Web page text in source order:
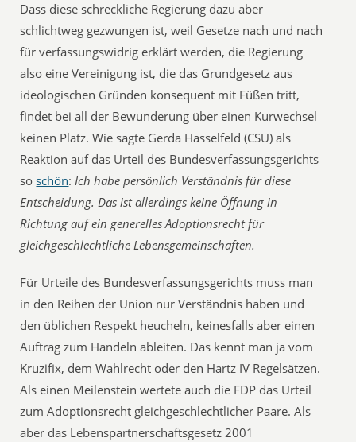
Dass diese schreckliche Regierung dazu aber
schlichtweg gezwungen ist, weil Gesetze nach und nach
für verfassungswidrig erklärt werden, die Regierung
also eine Vereinigung ist, die das Grundgesetz aus
ideologischen Gründen konsequent mit Füßen tritt,
findet bei all der Bewunderung über einen Kurwechsel
keinen Platz. Wie sagte Gerda Hasselfeld (CSU) als
Reaktion auf das Urteil des Bundesverfassungsgerichts
soschön:Ich habe persönlich Verständnis für diese
Entscheidung. Das ist allerdings keine Öffnung in
Richtung auf ein generelles Adoptionsrecht für
gleichgeschlechtliche Lebensgemeinschaften.
Für Urteile des Bundesverfassungsgerichts muss man
in den Reihen der Union nur Verständnis haben und
den üblichen Respekt heucheln, keinesfalls aber einen
Auftrag zum Handeln ableiten. Das kennt man ja vom
Kruzifix, dem Wahlrecht oder den Hartz IV Regelsätzen.
Als einen Meilenstein wertete auch die FDP das Urteil
zum Adoptionsrecht gleichgeschlechtlicher Paare. Als
aber das Lebenspartnerschaftsgesetz 2001